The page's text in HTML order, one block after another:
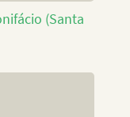
(Santa